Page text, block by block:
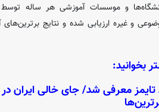
و موسسات آموزشی هر ساله توسط
و غیره ارزیابی شده و نتایج برترین‌های
بخوانید:
معرفی شد/ جای خالی ایران